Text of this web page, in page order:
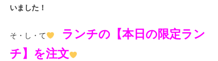
いました！
そ・し・て
ランチの【本日の限定ラン
チ】を注文